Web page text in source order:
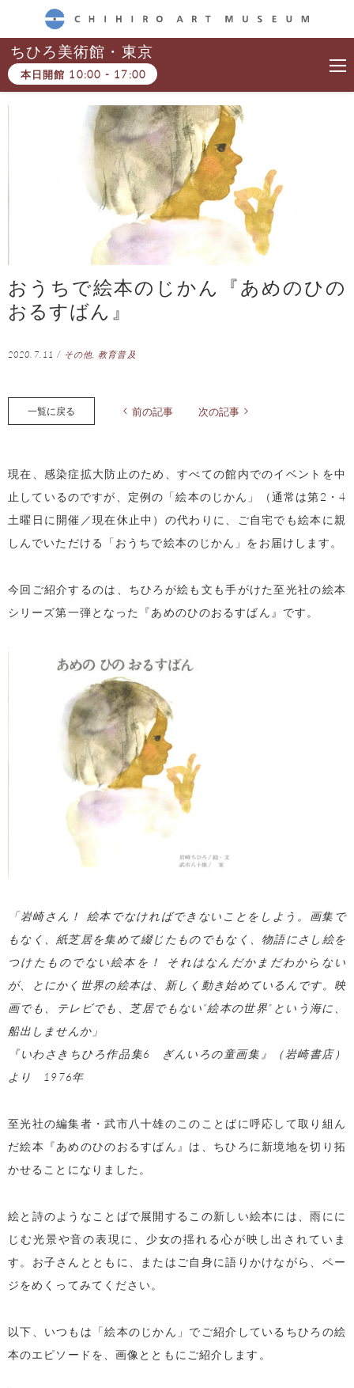
CHIHIRO ART MUSEUM
ちひろ美術館・東京
本日開館 10:00 - 17:00
おうちで絵本のじかん『あめのひの
おるすばん』
2020.7.11 / その他 ,教育普及
一覧に戻る 前の記事 次の記事
現在、感染症拡大防止のため、すべての館内でのイベントを中
止しているのですが、定例の「絵本のじかん」（通常は第2・4
土曜日に開催／現在休止中）の代わりに、ご自宅でも絵本に親
しんでいただける「おうちで絵本のじかん」をお届けします。
今回ご紹介するのは、ちひろが絵も文も手がけた至光社の絵本
シリーズ第一弾となった『あめのひのおるすばん』です。
「岩崎さん！ 絵本でなければできないことをしよう。画集で
もなく、紙芝居を集めて綴じたものでもなく、物語にさし絵を
つけたものでない絵本を！ それはなんだかまだわからない
が、とにかく世界の絵本は、新しく動き始めているんです。映
画でも、テレビでも、芝居でもない“絵本の世界”という海に、
船出しませんか」
『いわさきちひろ作品集6 ぎんいろの童画集』（岩崎書店）
より 1976年
至光社の編集者・武市八十雄のこのことばに呼応して取り組ん
だ絵本『あめのひのおるすばん』は、ちひろに新境地を切り拓
かせることになりました。
絵と詩のようなことばで展開するこの新しい絵本には、雨にに
じむ光景や音の表現に、少女の揺れる心が映し出されていま
す。お子さんとともに、またはご自身に語りかけながら、ペー
ジをめくってみてください。
以下、いつもは「絵本のじかん」でご紹介しているちひろの絵
本のエピソードを、画像とともにご紹介します。